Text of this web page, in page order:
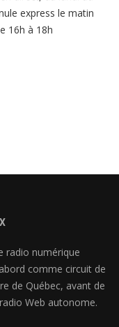
express le matin
16h à 18h
radio numérique
comme circuit de
de Québec, avant de
Web autonome.